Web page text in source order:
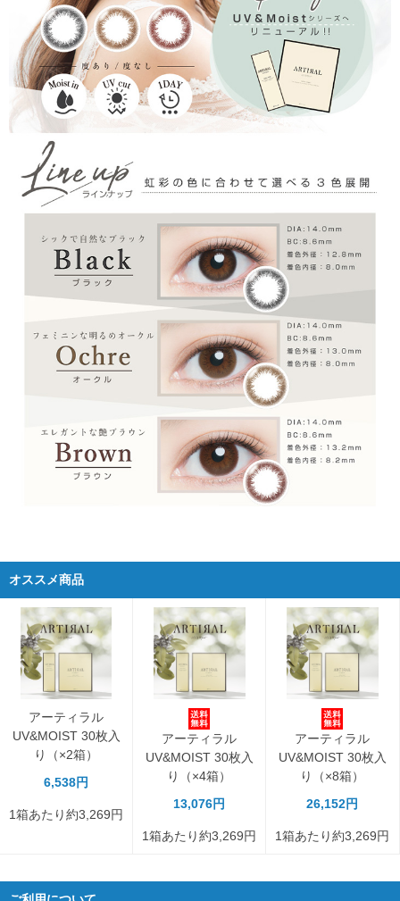
オススメ商品
アーティラル
UV&MOIST 30枚入
り（×2箱）
6,538円
1箱あたり約3,269円
アーティラル
UV&MOIST 30枚入
り（×4箱）
13,076円
1箱あたり約3,269円
アーティラル
UV&MOIST 30枚入
り（×8箱）
26,152円
1箱あたり約3,269円